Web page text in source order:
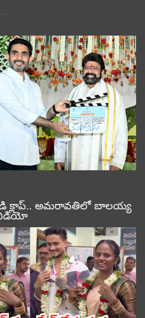
క్లాప్.. అమరావతిలో బాలయ్య
వీడియో